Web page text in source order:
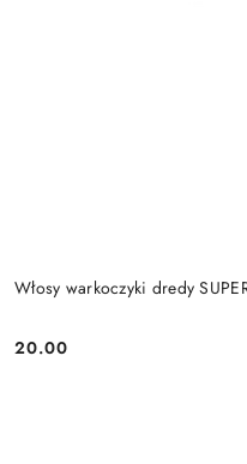
Włosy warkoczyki dredy
Cena:
20.00